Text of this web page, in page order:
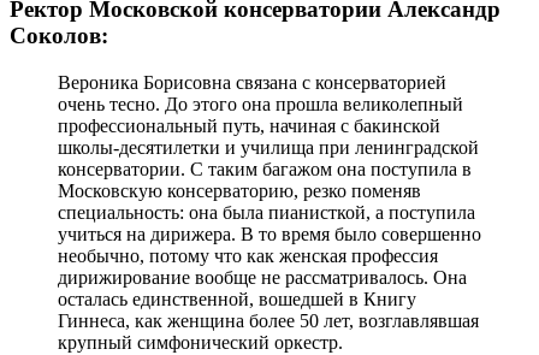
Ректор Московской консерватории Александр
Соколов:
Вероника Борисовна связана с консерваторией
очень тесно. До этого она прошла великолепный
профессиональный путь, начиная с бакинской
школы-десятилетки и училища при ленинградской
консерватории. С таким багажом она поступила в
Московскую консерваторию, резко поменяв
специальность: она была пианисткой, а поступила
учиться на дирижера. В то время было совершенно
необычно, потому что как женская профессия
дирижирование вообще не рассматривалось. Она
осталась единственной, вошедшей в Книгу
Гиннеса, как женщина более 50 лет, возглавлявшая
крупный симфонический оркестр.